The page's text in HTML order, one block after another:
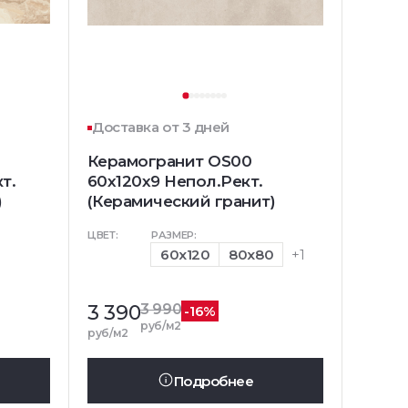
Доставка от 3 дней
Керамогранит OS00
60x120x9 Непол.Рект.
(Керамический гранит)
ЦВЕТ: РАЗМЕР:
60x120 80x80 +1
3 390
руб/м2
3 990
руб/м2
-16%
Подробнее